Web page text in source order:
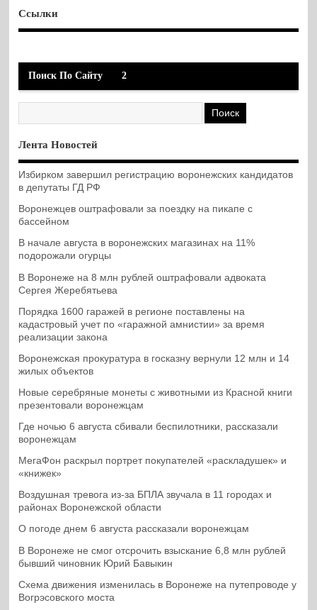
Ссылки
Поиск По Сайту 2
Лента Новостей
Избирком завершил регистрацию воронежских кандидатов
в депутаты ГД РФ
Воронежцев оштрафовали за поездку на пикапе с
бассейном
В начале августа в воронежских магазинах на 11%
подорожали огурцы
В Воронеже на 8 млн рублей оштрафовали адвоката
Сергея Жеребятьева
Порядка 1600 гаражей в регионе поставлены на
кадастровый учет по «гаражной амнистии» за время
реализации закона
Воронежская прокуратура в госказну вернули 12 млн и 14
жилых объектов
Новые серебряные монеты с животными из Красной книги
презентовали воронежцам
Где ночью 6 августа сбивали беспилотники, рассказали
воронежцам
МегаФон раскрыл портрет покупателей «раскладушек» и
«книжек»
Воздушная тревога из-за БПЛА звучала в 11 городах и
районах Воронежской области
О погоде днем 6 августа рассказали воронежцам
В Воронеже не смог отсрочить взыскание 6,8 млн рублей
бывший чиновник Юрий Бавыкин
Схема движения изменилась в Воронеже на путепроводе у
Вогрэсовского моста